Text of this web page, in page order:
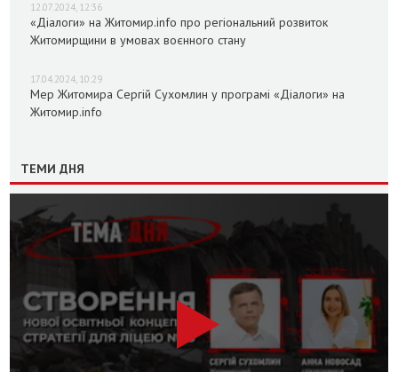
12.07.2024, 12:36
«Діалоги» на Житомир.info про регіональний розвиток
Житомирщини в умовах воєнного стану
17.04.2024, 10:29
Мер Житомира Сергій Сухомлин у програмі «Діалоги» на
Житомир.info
ТЕМИ ДНЯ